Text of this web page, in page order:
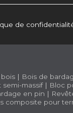
de
| Bois de
semi-massif| Bloc
en pin |
composite pour